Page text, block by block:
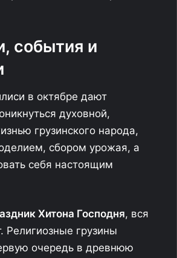
события и
в октябре дают
духовной,
грузинского народа,
сбором урожая, а
себя настоящим
Хитона Господня, вся
Религиозные грузины
очередь в древнюю